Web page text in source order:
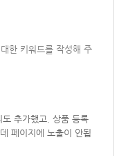
한 키워드를 작성해 주
추가했고. 상품 등록
페이지에 노출이 안됩